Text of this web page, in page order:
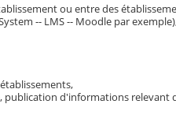
ou entre des
-- LMS -- Moodle par
d'informations